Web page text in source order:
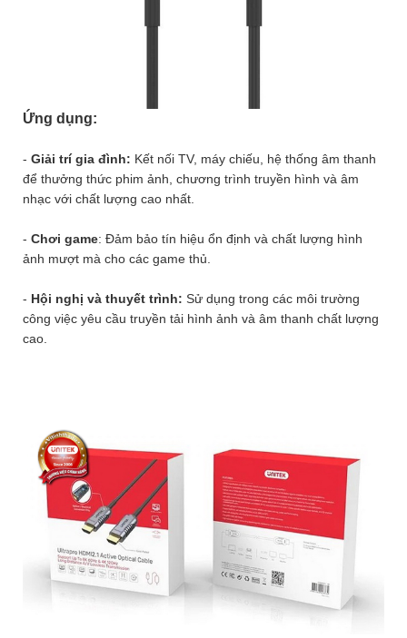
Ứng dụng:
- Giải trí gia đình: Kết nối TV, máy chiếu, hệ thống âm thanh
để thưởng thức phim ảnh, chương trình truyền hình và âm
nhạc với chất lượng cao nhất.
- Chơi game: Đảm bảo tín hiệu ổn định và chất lượng hình
ảnh mượt mà cho các game thủ.
- Hội nghị và thuyết trình: Sử dụng trong các môi trường
công việc yêu cầu truyền tải hình ảnh và âm thanh chất lượng
cao.